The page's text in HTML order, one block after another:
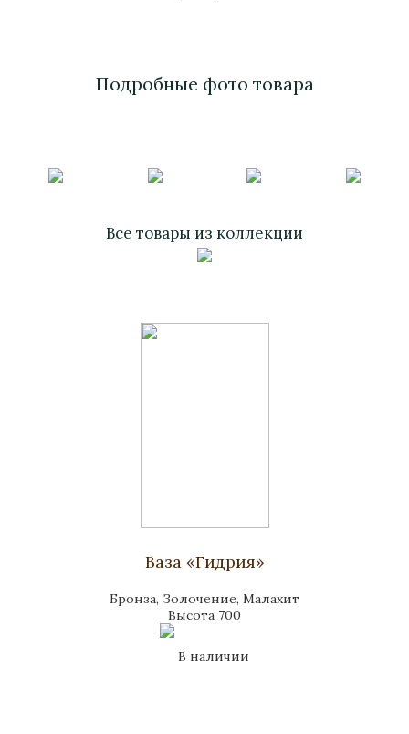
Подробные фото товара
Все товары из коллекции
Ваза «Гидрия»
Бронза, Золочение, Малахит
Высота 700
В наличии